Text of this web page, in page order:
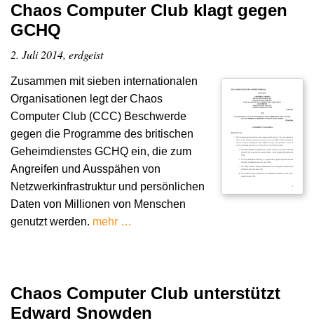
Chaos Computer Club klagt gegen
GCHQ
2. Juli 2014, erdgeist
Zusammen mit sieben internationalen
Organisationen legt der Chaos
Computer Club (CCC) Beschwerde
gegen die Programme des britischen
Geheimdienstes GCHQ ein, die zum
Angreifen und Ausspähen von
Netzwerkinfrastruktur und persönlichen
Daten von Millionen von Menschen
genutzt werden. mehr …
Chaos Computer Club unterstützt
Edward Snowden